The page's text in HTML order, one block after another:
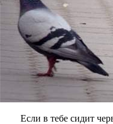
Если в тебе сидит